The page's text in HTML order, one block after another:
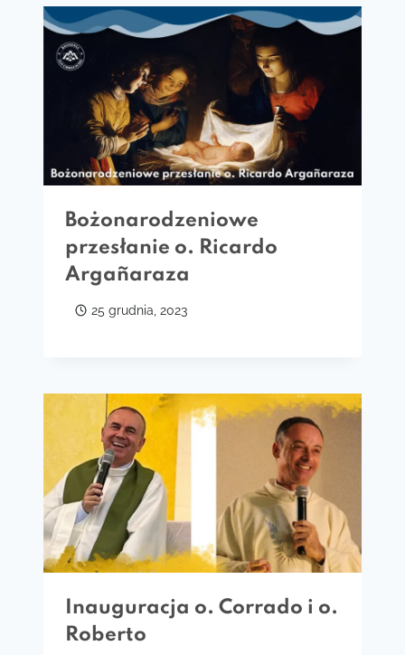
Bożonarodzeniowe
przesłanie o. Ricardo
Argañaraza
25 grudnia, 2023
Inauguracja o. Corrado i o.
Roberto